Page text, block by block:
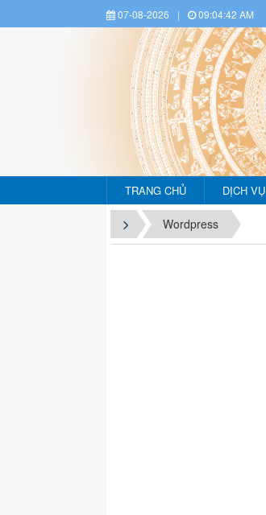
07-08-2026 | 09:04:43 AM
Dịch vụ
TRANG CHỦ DỊCH
Wordpress